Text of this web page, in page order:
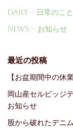
Daily – 日常のこと
News – お知らせ
最近の投稿
【お盆期間中の休
岡山産セルビッジ
お知らせ
股から破れたデニ